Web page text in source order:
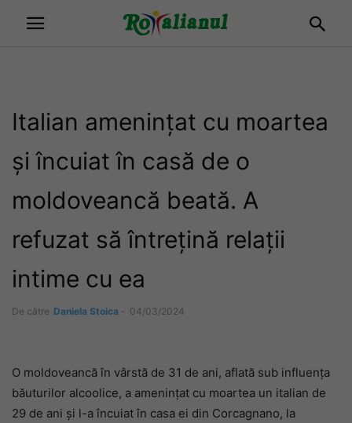
Italian amenințat cu moartea
și încuiat în casă de o
moldoveancă beată. A
refuzat să întrețină relații
intime cu ea
De către Daniela Stoica - 04/03/2024
O moldoveancă în vârstă de 31 de ani, aflată sub influența
băuturilor alcoolice, a amenințat cu moartea un italian de
29 de ani și l-a încuiat în casa ei din Corcagnano, la